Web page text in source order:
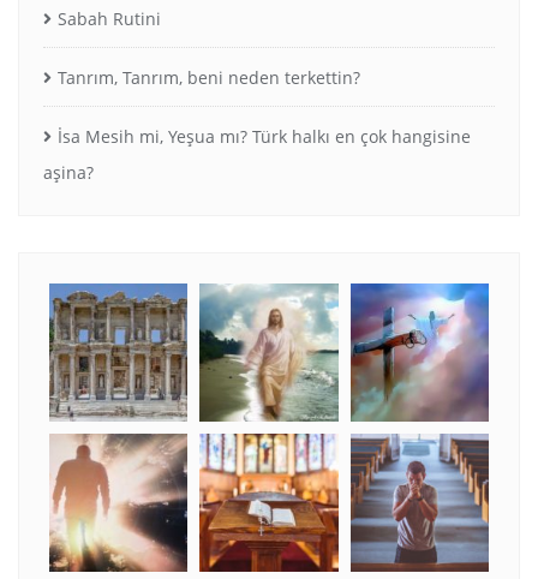
Sabah Rutini
Tanrım, Tanrım, beni neden terkettin?
İsa Mesih mi, Yeşua mı? Türk halkı en çok hangisine
aşina?